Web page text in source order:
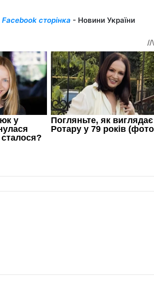
Facebook сторінка - Новини України